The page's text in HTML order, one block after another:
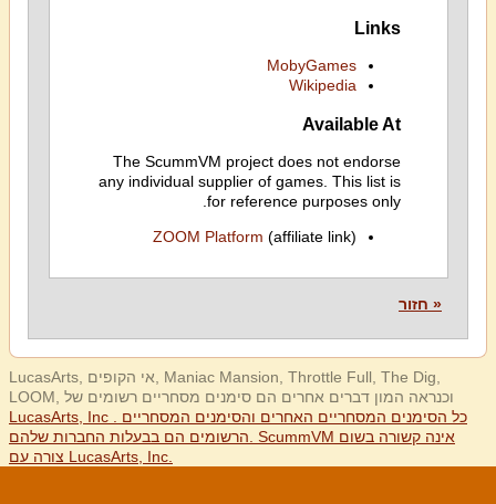
Links
MobyGames
Wikipedia
Available At
The ScummVM project does not endorse
any individual supplier of games. This list is
for reference purposes only.
ZOOM Platform (affiliate link)
« חזור
LucasArts, אי הקופים, Maniac Mansion, Throttle Full, The Dig,
LOOM, וכנראה המון דברים אחרים הם סימנים מסחריים רשומים של
LucasArts, Inc . כל הסימנים המסחריים האחרים והסימנים המסחריים
הרשומים הם בבעלות החברות שלהם. ScummVM אינה קשורה בשום
צורה עם LucasArts, Inc.